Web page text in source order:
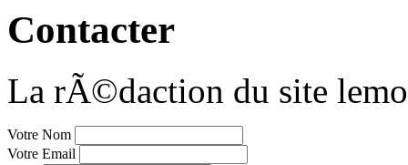
Contacter
La rÃ©daction du site
Votre Nom
Votre Email